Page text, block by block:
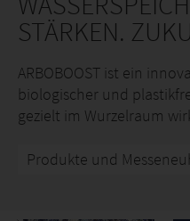
STÄRKEN.
ARBOBOOST ist ein
biologischer und
gezielt im Wurzelraum
Produkte und